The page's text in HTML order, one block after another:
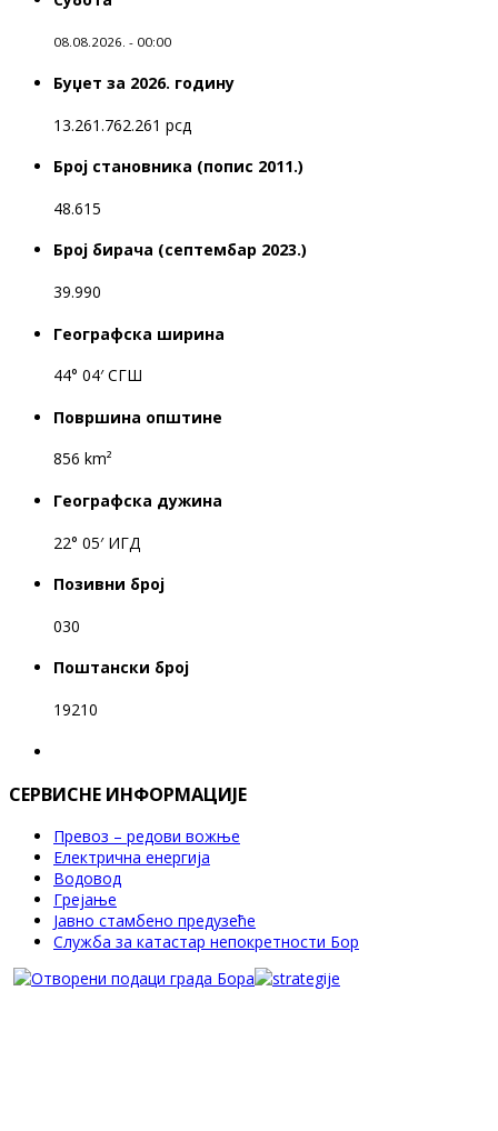
08.08.2026. - 00:00
Буџет за 2026. годину
13.261.762.261 рсд
Број становника (попис 2011.)
48.615
Број бирача (септембар 2023.)
39.990
Географска ширина
44° 04′ СГШ
Површина општине
856 km²
Географска дужина
22° 05′ ИГД
Позивни број
030
Поштански број
19210
СЕРВИСНЕ ИНФОРМАЦИЈЕ
Превоз – редови вожње
Електрична енергија
Водовод
Грејање
Јавно стамбено предузеће
Служба за катастар непокретности Бор